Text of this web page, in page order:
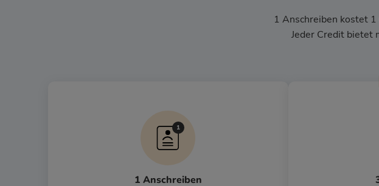
1 Anschreiben kostet
Jeder Credit bietet
1 Anschreiben